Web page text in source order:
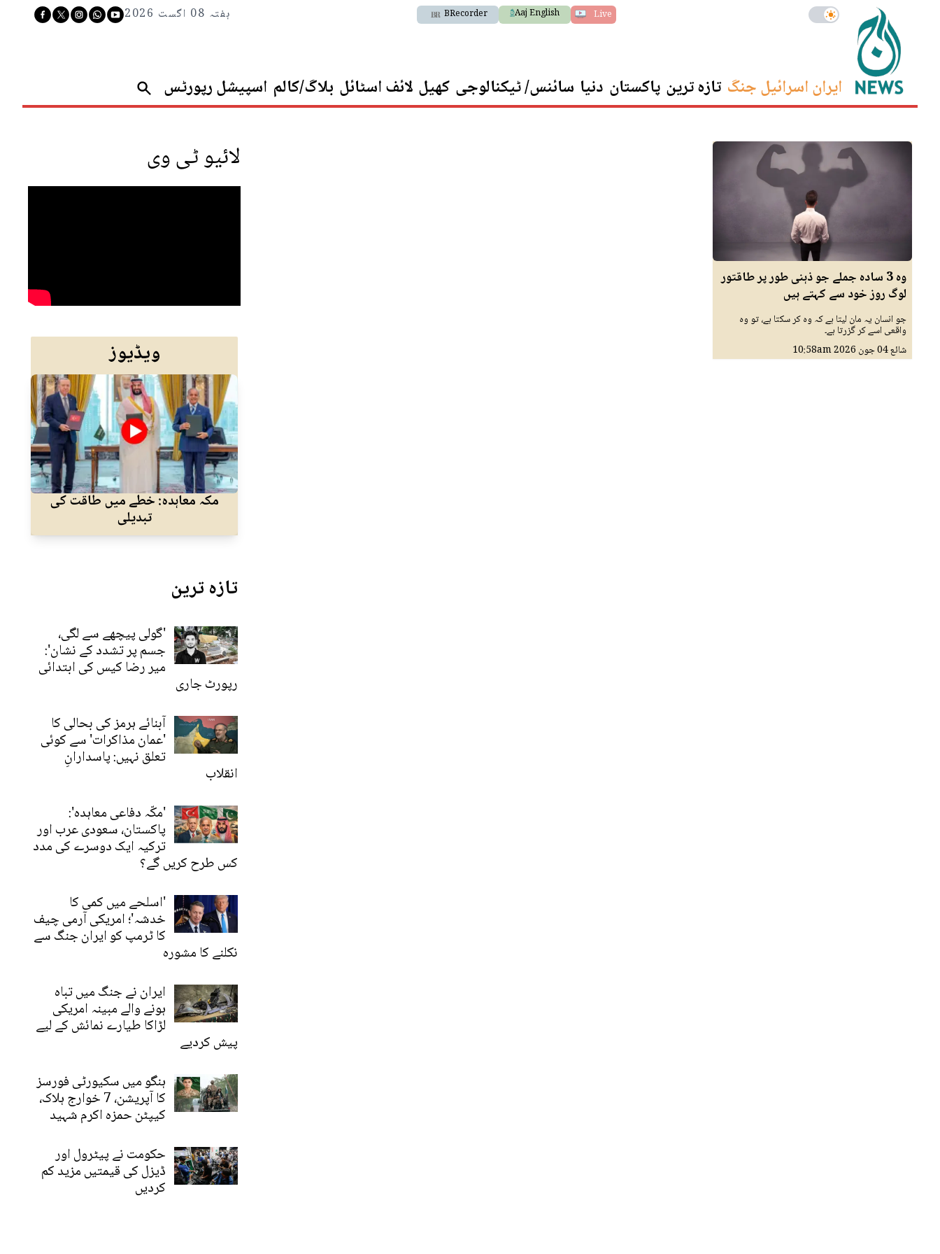
Live
Aaj English
BRecorder ہفتہ 08 اگست 2026
ایران اسرائیل جنگ تازہ ترین پاکستان دنیا سائنس/ ٹیکنالوجی کھیل لائف اسٹائل بلاگ/کالم اسپیشل رپورٹس
وہ 3 سادہ جملے جو ذہنی طور پر طاقتور
لوگ روز خود سے کہتے ہیں
جو انسان یہ مان لیتا ہے کہ وہ کر سکتا ہے، تو وہ
واقعی اسے کر گزرتا ہے۔
شائع04 جون 2026 10:58am
لائیو ٹی وی
ویڈیوز
مکہ معاہدہ: خطے میں طاقت کی
تبدیلی
تازہ ترین
'گولی پیچھے سے لگی،
جسم پر تشدد کے نشان':
میر رضا کیس کی ابتدائی
رپورٹ جاری
آبنائے ہرمز کی بحالی کا
'عمان مذاکرات' سے کوئی
تعلق نہیں: پاسدارانِ
انقلاب
'مکّہ دفاعی معاہدہ':
پاکستان، سعودی عرب اور
ترکیہ ایک دوسرے کی مدد
کس طرح کریں گے؟
'اسلحے میں کمی کا
خدشہ'؛ امریکی آرمی چیف
کا ٹرمپ کو ایران جنگ سے
نکلنے کا مشورہ
ایران نے جنگ میں تباہ
ہونے والے مبینہ امریکی
لڑاکا طیارے نمائش کے لیے
پیش کردیے
ہنگو میں سکیورٹی فورسز
کا آپریشن، 7 خوارج ہلاک،
کیپٹن حمزہ اکرم شہید
حکومت نے پیٹرول اور
ڈیزل کی قیمتیں مزید کم
کردیں